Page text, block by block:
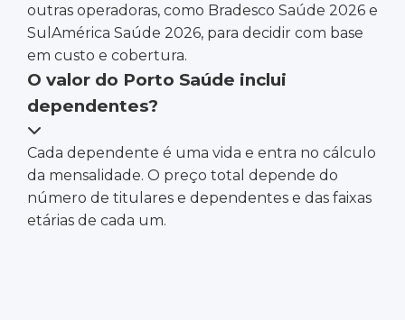
outras operadoras, como Bradesco Saúde 2026 e
SulAmérica Saúde 2026, para decidir com base
em custo e cobertura.
O valor do Porto Saúde inclui
dependentes?
Cada dependente é uma vida e entra no cálculo
da mensalidade. O preço total depende do
número de titulares e dependentes e das faixas
etárias de cada um.